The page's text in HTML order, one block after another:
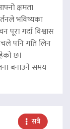
क्षमता
भविष्यका
गर्दा विश्वास
पनि गति लिन
छ।
बनाउने समय
सबै